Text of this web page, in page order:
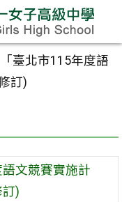
臺北市115年度語
訂)
文競賽實施計
)